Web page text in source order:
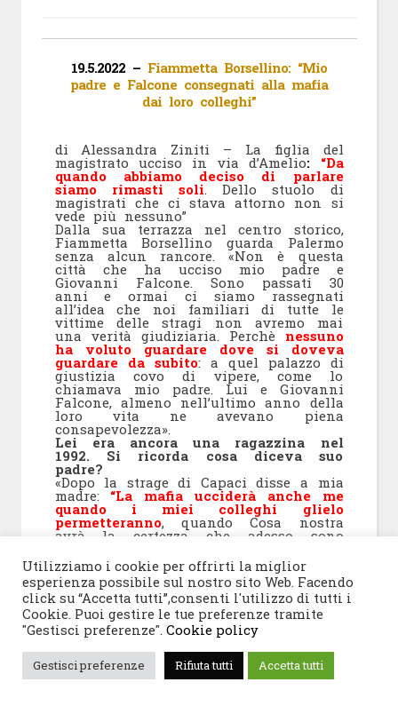
19.5.2022 – Fiammetta Borsellino: “Mio
padre e Falcone consegnati alla mafia
dai loro colleghi”
di Alessandra Ziniti – La figlia del
magistrato ucciso in via d’Amelio: “Da
quando abbiamo deciso di parlare
siamo rimasti soli. Dello stuolo di
magistrati che ci stava attorno non si
vede più nessuno”
Dalla sua terrazza nel centro storico,
Fiammetta Borsellino guarda Palermo
senza alcun rancore. «Non è questa
città che ha ucciso mio padre e
Giovanni Falcone. Sono passati 30
anni e ormai ci siamo rassegnati
all’idea che noi familiari di tutte le
vittime delle stragi non avremo mai
una verità giudiziaria. Perchè nessuno
ha voluto guardare dove si doveva
guardare da subito: a quel palazzo di
giustizia covo di vipere, come lo
chiamava mio padre. Lui e Giovanni
Falcone, almeno nell’ultimo anno della
loro vita ne avevano piena
consapevolezza».
Lei era ancora una ragazzina nel
1992. Si ricorda cosa diceva suo
padre?
«Dopo la strage di Capaci disse a mia
madre: “La mafia ucciderà anche me
quando i miei colleghi glielo
permetteranno, quando Cosa nostra
avrà la certezza che adesso sono
E così è stato?
«Senza dubbio. C’è stata la mano
armata di Cosa nostra ovviamente ma
anche chi a questa mano armata ha
spianato la strada, consegnando le
teste di Falcone e Borsellino su un
piatto d’argento. L’ormai famosa
convergenza di interessi di cui parlava
Falcone.Io oggi da figlia sono
consapevole che mio padre è morto
Utilizziamo i cookie per offrirti la miglior
esperienza possibile sul nostro sito Web. Facendo
click su “Accetta tutti”,consenti l'utilizzo di tutti i
Cookie. Puoi gestire le tue preferenze tramite
"Gestisci preferenze". Cookie policy
Gestisci preferenze Rifiuta tutti Accetta tutti